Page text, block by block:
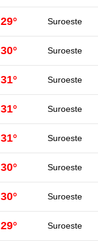
29° Suroeste
30° Suroeste
31° Suroeste
31° Suroeste
31° Suroeste
30° Suroeste
30° Suroeste
29° Suroeste